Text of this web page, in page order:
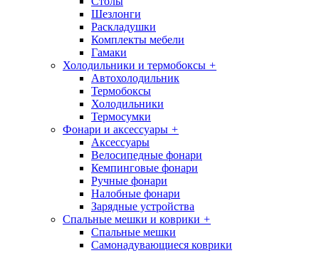
Шезлонги
Раскладушки
Комплекты мебели
Гамаки
Холодильники и термобоксы +
Автохолодильник
Термобоксы
Холодильники
Термосумки
Фонари и аксессуары +
Аксессуары
Велосипедные фонари
Кемпинговые фонари
Ручные фонари
Налобные фонари
Зарядные устройства
Спальные мешки и коврики +
Спальные мешки
Самонадувающиеся коврики